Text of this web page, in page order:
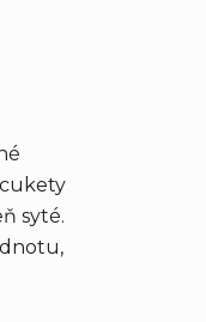
syté.